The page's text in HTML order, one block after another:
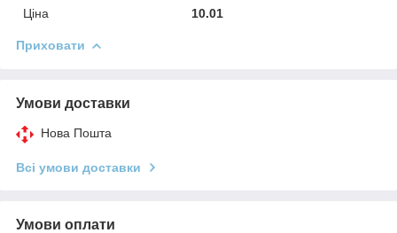
Ціна
10.01
Приховати
Умови доставки
Нова Пошта
Всі умови доставки
Умови оплати